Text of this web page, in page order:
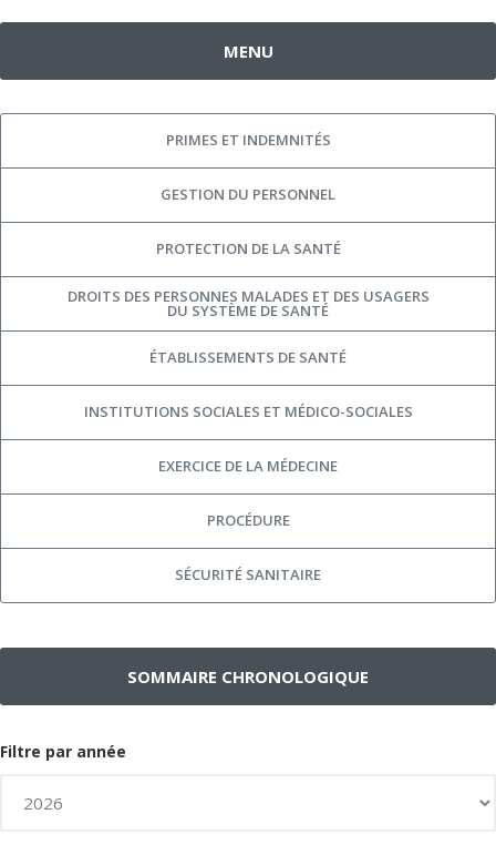
MENU
PRIMES ET INDEMNITÉS
GESTION DU PERSONNEL
PROTECTION DE LA SANTÉ
DROITS DES PERSONNES MALADES ET DES USAGERS
DU SYSTÈME DE SANTÉ
ÉTABLISSEMENTS DE SANTÉ
INSTITUTIONS SOCIALES ET MÉDICO-SOCIALES
EXERCICE DE LA MÉDECINE
PROCÉDURE
SÉCURITÉ SANITAIRE
SOMMAIRE CHRONOLOGIQUE
Filtre par année